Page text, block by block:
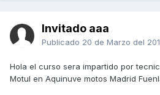
Invitado aaa
Publicado 20 de Marzo del
Hola el curso sera impartido por
Motul en Aquinuve motos Madrid